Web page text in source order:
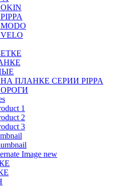
ПЛАНКЕ СЕРИИ PIPPA
1
2
3
Image new